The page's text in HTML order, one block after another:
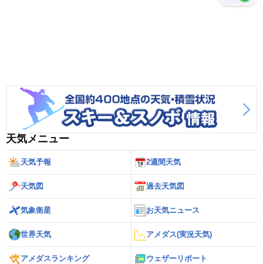
天気メニュー
天気予報 2週間天気
天気図 過去天気図
気象衛星 お天気ニュース
世界天気 アメダス(実況天気)
アメダスランキング ウェザーリポート